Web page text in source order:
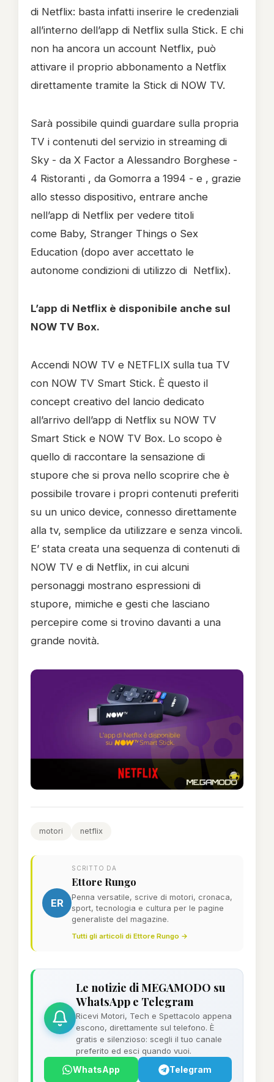
di Netflix: basta infatti inserire le credenziali
all’interno dell’app di Netflix sulla Stick. E chi
non ha ancora un account Netflix, può
attivare il proprio abbonamento a Netflix
direttamente tramite la Stick di NOW TV.
Sarà possibile quindi guardare sulla propria
TV i contenuti del servizio in streaming di
Sky - da X Factor a Alessandro Borghese -
4 Ristoranti , da Gomorra a 1994 - e , grazie
allo stesso dispositivo, entrare anche
nell’app di Netflix per vedere titoli
come Baby, Stranger Things o Sex
Education (dopo aver accettato le
autonome condizioni di utilizzo di Netflix).
L’app di Netflix è disponibile anche sul
NOW TV Box.
Accendi NOW TV e NETFLIX sulla tua TV
con NOW TV Smart Stick. È questo il
concept creativo del lancio dedicato
all’arrivo dell’app di Netflix su NOW TV
Smart Stick e NOW TV Box. Lo scopo è
quello di raccontare la sensazione di
stupore che si prova nello scoprire che è
possibile trovare i propri contenuti preferiti
su un unico device, connesso direttamente
alla tv, semplice da utilizzare e senza vincoli.
E’ stata creata una sequenza di contenuti di
NOW TV e di Netflix, in cui alcuni
personaggi mostrano espressioni di
stupore, mimiche e gesti che lasciano
percepire come si trovino davanti a una
grande novità.
motori netflix
ER
SCRITTO DA
Ettore Rungo
Penna versatile, scrive di motori, cronaca,
sport, tecnologia e cultura per le pagine
generaliste del magazine.
Tutti gli articoli di Ettore Rungo →
Le notizie di MEGAMODO su
WhatsApp e Telegram
Ricevi Motori, Tech e Spettacolo appena
escono, direttamente sul telefono. È
gratis e silenzioso: scegli il tuo canale
preferito ed esci quando vuoi.
WhatsApp Telegram